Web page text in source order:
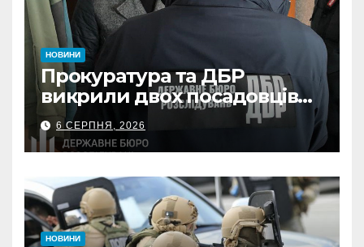
НОВИНИ
Прокуратура та ДБР
викрили двох посадовців
ДПС Сумщини на вимаганні
неправомірної вигоди у
ФОПа
6 СЕРПНЯ, 2026
НОВИНИ